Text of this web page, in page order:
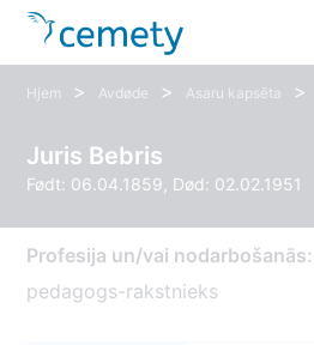
Hjem > Avdøde > Asaru kapsēta >
Juris Bebris
Født: 06.04.1859, Død: 02.02.1951
Profesija un/vai nodarbošanās:
pedagogs-rakstnieks